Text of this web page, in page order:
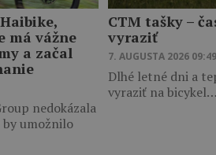
má vážne
a začal
nedokázala
by umožnilo
CTM tašky –
vyraziť
7. AUGUSTA 2026 09:49
Dlhé letné dni a
vyraziť na bicykel…